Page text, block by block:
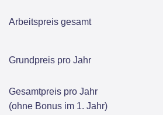
Arbeitspreis gesamt
Grundpreis pro Jahr
Gesamtpreis pro Jahr
(ohne Bonus im 1. Jahr)